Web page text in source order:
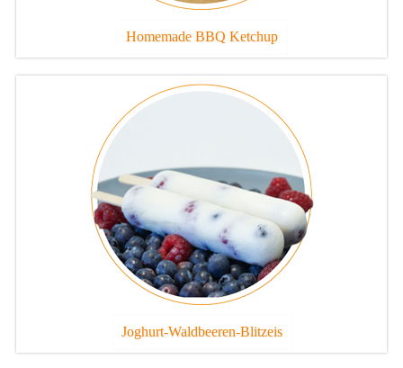
Homemade BBQ Ketchup
Joghurt-Waldbeeren-Blitzeis